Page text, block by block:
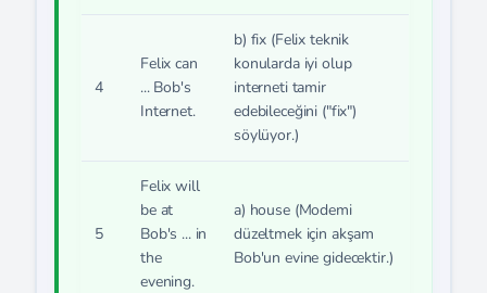
4
Felix can
... Bob's
Internet.
b) fix (Felix teknik
konularda iyi olup
interneti tamir
edebileceğini ("fix")
söylüyor.)
5
Felix will
be at
Bob's ... in
the
evening.
a) house(Modemi
düzeltmek için akşam
Bob'un evine gidecektir.)